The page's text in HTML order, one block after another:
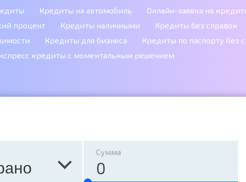
Кредиты на автомобиль
Онлайн-заявка на
процент
Кредиты наличными
Кредиты без справок
Кредиты для бизнеса
Кредиты по паспорту без
кредиты с моментальным решением
Сумма